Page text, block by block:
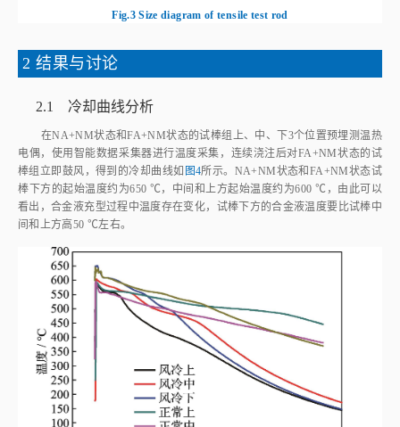
Fig.3 Size diagram of tensile test rod
2 结果与讨论
2.1 冷却曲线分析
在NA+NM状态和FA+NM状态的试棒组上、中、下3个位置预埋测温热
电偶，使用智能数据采集器进行温度采集，连续浇注后对FA+NM状态的试
棒组立即鼓风，得到的冷却曲线如 图4所示。NA+NM状态和FA+NM状态试
棒下方的起始温度约为650 ℃，中间和上方起始温度约为600 ℃，由此可以
看出，合金液充型过程中温度存在变化，试棒下方的合金液温度要比试棒中
间和上方高50 ℃左右。